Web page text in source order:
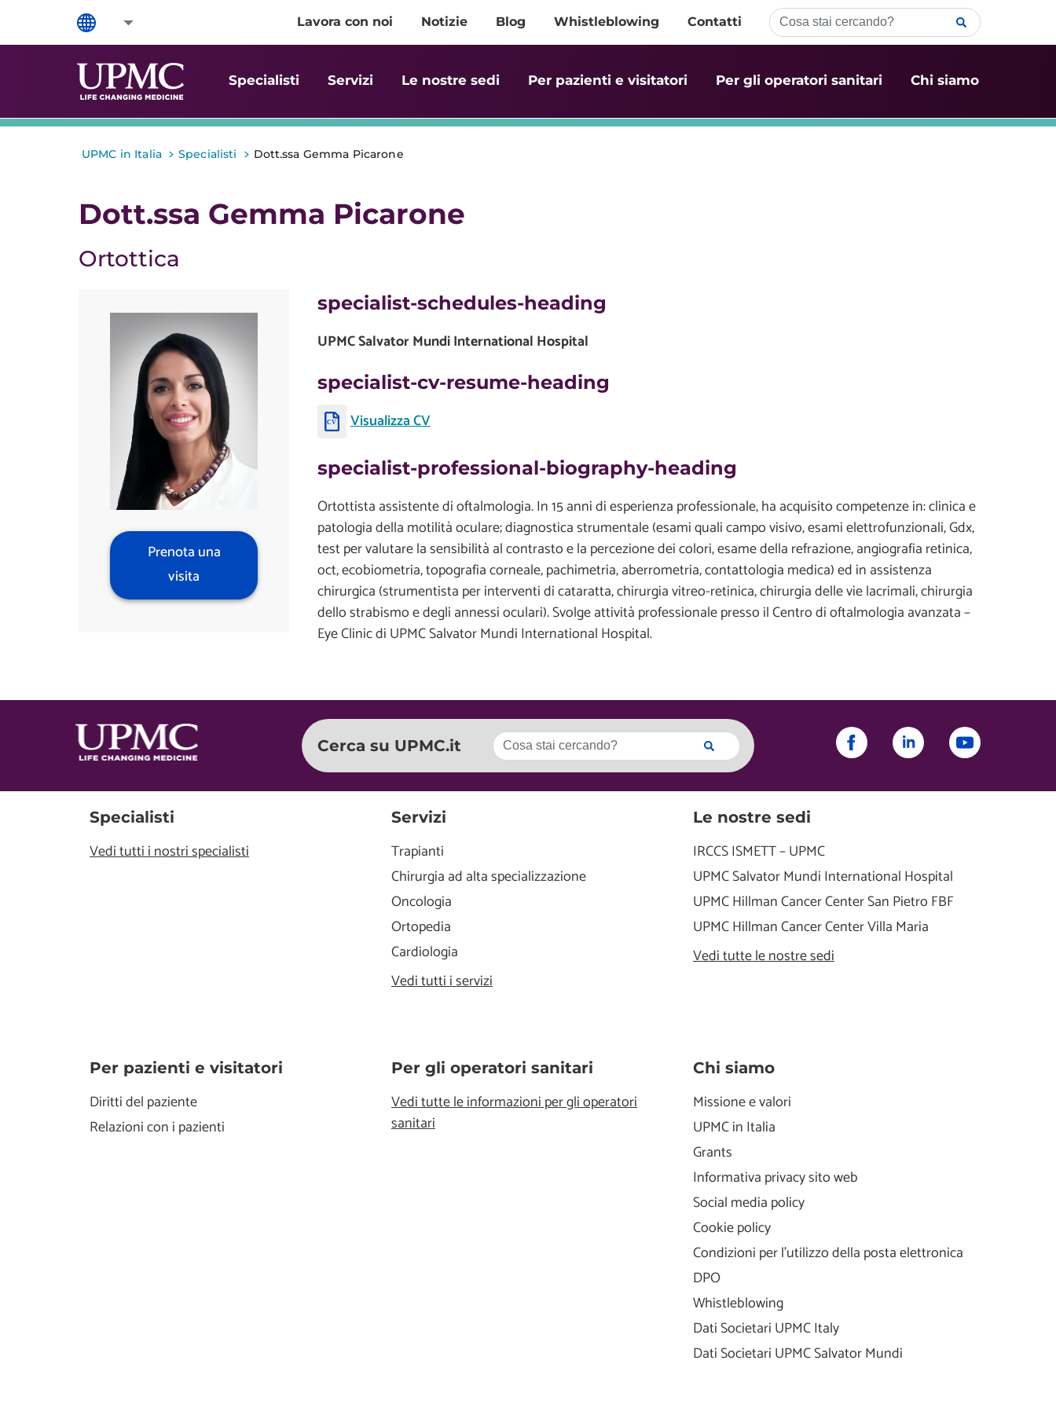
Lavora con noi Notizie Blog Whistleblowing Contatti
Specialisti Servizi Le nostre sedi Per pazienti e visitatori Per gli operatori sanitari Chi siamo
UPMC in Italia > Specialisti > Dott.ssa Gemma Picarone
Dott.ssa Gemma Picarone
Ortottica
Prenota una
visita
specialist-schedules-heading
UPMC Salvator Mundi International Hospital
specialist-cv-resume-heading
Visualizza CV
specialist-professional-biography-heading
Ortottista assistente di oftalmologia. In 15 anni di esperienza professionale, ha acquisito competenze in: clinica e
patologia della motilità oculare; diagnostica strumentale (esami quali campo visivo, esami elettrofunzionali, Gdx,
test per valutare la sensibilità al contrasto e la percezione dei colori, esame della refrazione, angiografia retinica,
oct, ecobiometria, topografia corneale, pachimetria, aberrometria, contattologia medica) ed in assistenza
chirurgica (strumentista per interventi di cataratta, chirurgia vitreo-retinica, chirurgia delle vie lacrimali, chirurgia
dello strabismo e degli annessi oculari). Svolge attività professionale presso il Centro di oftalmologia avanzata –
Eye Clinic di UPMC Salvator Mundi International Hospital.
Cerca su UPMC.it
Specialisti
Vedi tutti i nostri specialisti
Servizi
Trapianti
Chirurgia ad alta specializzazione
Oncologia
Ortopedia
Cardiologia
Vedi tutti i servizi
Le nostre sedi
IRCCS ISMETT – UPMC
UPMC Salvator Mundi International Hospital
UPMC Hillman Cancer Center San Pietro FBF
UPMC Hillman Cancer Center Villa Maria
Vedi tutte le nostre sedi
Per pazienti e visitatori
Diritti del paziente
Relazioni con i pazienti
Per gli operatori sanitari
Vedi tutte le informazioni per gli operatori
sanitari
Chi siamo
Missione e valori
UPMC in Italia
Grants
Informativa privacy sito web
Social media policy
Cookie policy
Condizioni per l'utilizzo della posta elettronica
DPO
Whistleblowing
Dati Societari UPMC Italy
Dati Societari UPMC Salvator Mundi